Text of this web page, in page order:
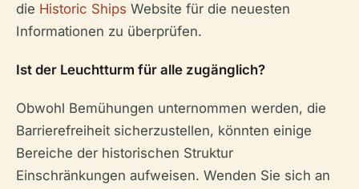
die Historic Ships Website für die neuesten
Informationen zu überprüfen.
Ist der Leuchtturm für alle zugänglich?
Obwohl Bemühungen unternommen werden, die
Barrierefreiheit sicherzustellen, könnten einige
Bereiche der historischen Struktur
Einschränkungen aufweisen. Wenden Sie sich an